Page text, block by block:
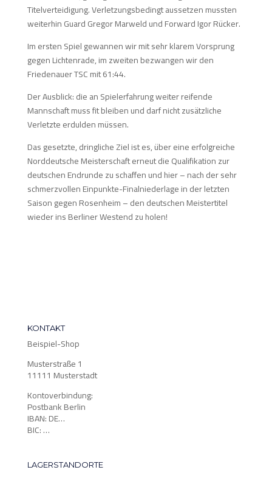
Titelverteidigung. Verletzungsbedingt aussetzen mussten
weiterhin Guard Gregor Marweld und Forward Igor Rücker.
Im ersten Spiel gewannen wir mit sehr klarem Vorsprung
gegen Lichtenrade, im zweiten bezwangen wir den
Friedenauer TSC mit 61:44.
Der Ausblick: die an Spielerfahrung weiter reifende
Mannschaft muss fit bleiben und darf nicht zusätzliche
Verletzte erdulden müssen.
Das gesetzte, dringliche Ziel ist es, über eine erfolgreiche
Norddeutsche Meisterschaft erneut die Qualifikation zur
deutschen Endrunde zu schaffen und hier – nach der sehr
schmerzvollen Einpunkte-Finalniederlage in der letzten
Saison gegen Rosenheim – den deutschen Meistertitel
wieder ins Berliner Westend zu holen!
KONTAKT
Beispiel-Shop
Musterstraße 1
11111 Musterstadt
Kontoverbindung:
Postbank Berlin
IBAN: DE…
BIC: …
LAGERSTANDORTE